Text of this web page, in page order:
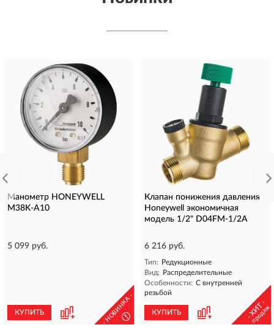
Манометр HONEYWELL
M38K-A10
5 099 руб.
КУПИТЬ - НОВИНКА -
!
Клапан понижения давления
Honeywell экономичная
модель 1/2" D04FM-1/2A
6 216 руб.
Тип: Редукционные
Вид: Распределительные
Особенности: С внутренней
резьбой
КУПИТЬ - ХИТ -
продаж